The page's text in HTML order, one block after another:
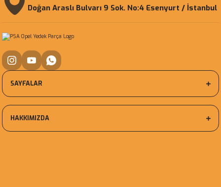
Doğan Araslı Bulvarı 9 Sok. No:4 Esenyurt / İstanbul
SAYFALAR
HAKKIMIZDA